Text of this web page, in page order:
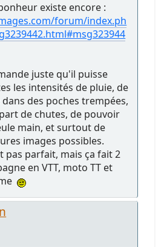
existe encore :
forum/index.ph
juste qu'il puisse
les intensités de pluie, de
des poches trempées,
de chutes, de pouvoir
main, et surtout de
images possibles.
pas parfait, mais ça fait 2
en VTT, moto TT et